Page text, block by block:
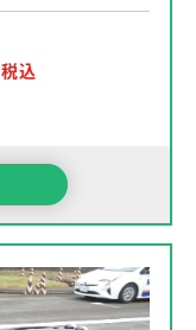
税込